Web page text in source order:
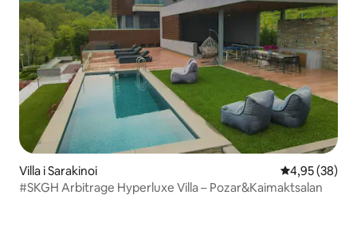
Villa i Sarakinoi 4,95 av 5 i
4,95 (38)
#SKGH Arbitrage Hyperluxe Villa – Pozar&Kaimaktsalan